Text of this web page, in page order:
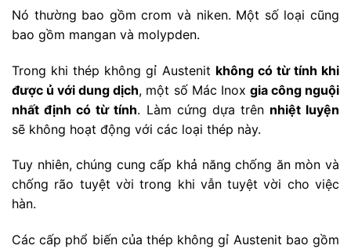
Nó thường bao gồm crom và niken. Một số loại cũng
bao gồm mangan và molypden.
Trong khi thép không gỉ Austenit không có từ tính khi
được ủ với dung dịch, một số Mác Inox gia công nguội
nhất định có từ tính. Làm cứng dựa trên nhiệt luyện
sẽ không hoạt động với các loại thép này.
Tuy nhiên, chúng cung cấp khả năng chống ăn mòn và
chống rão tuyệt vời trong khi vẫn tuyệt vời cho việc
hàn.
Các cấp phổ biến của thép không gỉ Austenit bao gồm